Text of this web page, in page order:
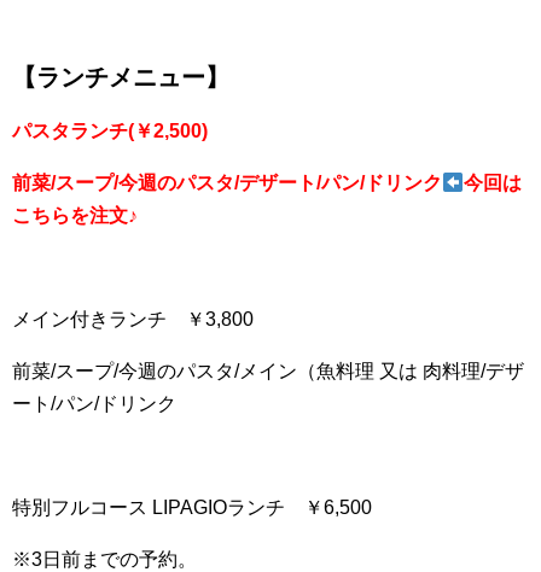
【ランチメニュー】
パスタランチ(￥2,500)
前菜/スープ/今週のパスタ/デザート/パン/ドリンク
今回は
こちらを注文♪
メイン付きランチ ￥3,800
前菜/スープ/今週のパスタ/メイン（魚料理 又は 肉料理/デザ
ート/パン/ドリンク
特別フルコース LIPAGIOランチ ￥6,500
※3日前までの予約。